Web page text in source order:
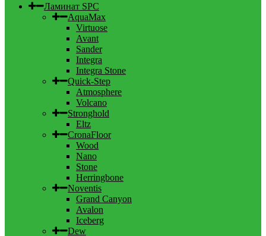
Ламинат SPC
AquaMax
Virtuose
Avant
Sander
Integra
Integra Stone
Quick-Step
Atmosphere
Volcano
Stronghold
Eltz
CronaFloor
Wood
Nano
Stone
Herringbone
Noventis
Grand Canyon
Avalon
Iceberg
Dew